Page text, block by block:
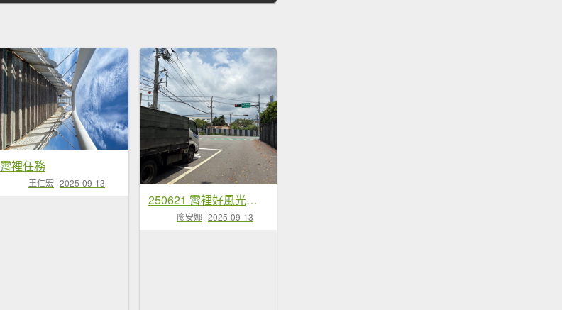
霄裡任務
王仁宏 2025-09-13
250621 霄裡好風光一日遊
廖安娜 2025-09-13